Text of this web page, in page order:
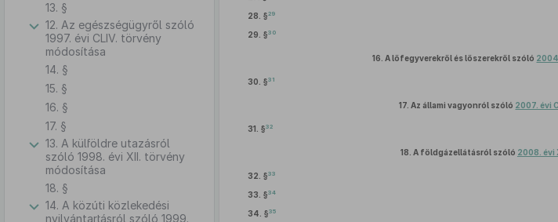
13. §
12. Az egészségügyről szóló
1997. évi CLIV. törvény
módosítása
14. §
15. §
16. §
17. §
13. A külföldre utazásról
szóló 1998. évi XII. törvény
módosítása
18. §
14. A közúti közlekedési
nyilvántartásról szóló 1999.
28. §29
29. §30
16. A lőfegyverekről és lőszerekről szóló
30. §31
17. Az állami vagyonról szóló 2007. évi
31. §32
18. A földgázellátásról szóló 2008. évi
32. §33
33. §34
34. §35